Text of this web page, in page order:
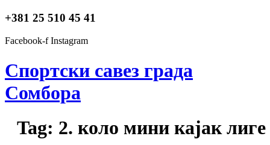
+381 25 510 45 41
Facebook-f Instagram
Спортски савез града
Сомбора​
Tag: 2. коло мини кајак лиге